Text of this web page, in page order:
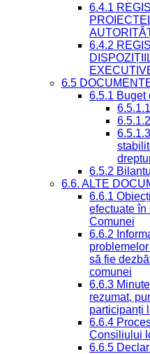
6.4.1
6.4.2
6.5
6.5.1 Buget
6.5.2
6.6. ALTE
6.6.1
efectuate în
Comunei
6.6.2
să fie
comunei
6.6.3
rezumat,
participanți
6.6.4
Consiliului
6.6.5